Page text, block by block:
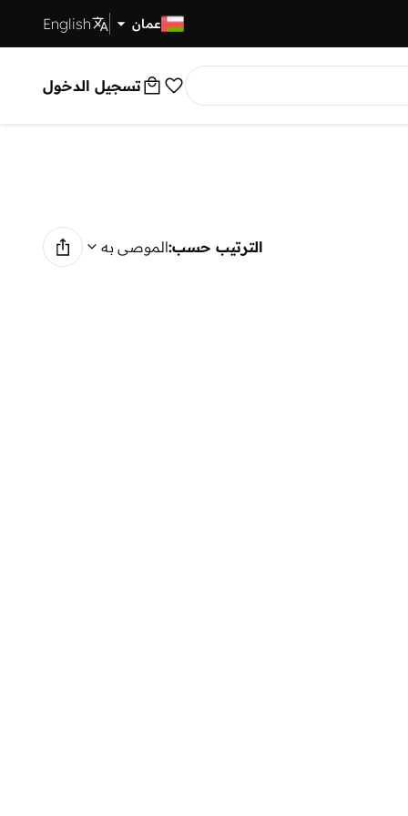
عمان English
تسجيل الدخول
الترتيب حسب:الموصى به